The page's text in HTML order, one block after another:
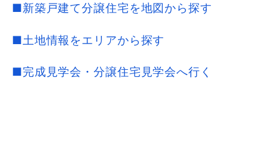
■新築戸建て分譲住宅を地図から探す
■土地情報をエリアから探す
■完成見学会・分譲住宅見学会へ行く